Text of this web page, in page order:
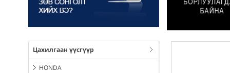
Цахилгаан үүсгүүр
HONDA